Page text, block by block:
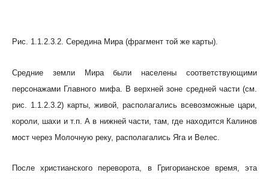
Рис. 1.1.2.3.2. Середина Мира (фрагмент той же карты).
Средние земли Мира были населены соответствующими
персонажами Главного мифа. В верхней зоне средней части (см.
рис. 1.1.2.3.2) карты, живой, располагались всевозможные цари,
короли, шахи и т.п. А в нижней части, там, где находится Калинов
мост через Молочную реку, располагались Яга и Велес.
После христианского переворота, в Григорианское время, эта